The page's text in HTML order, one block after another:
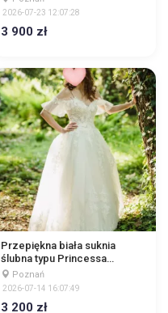
2026-07-23 12:07:28
3 900 zł
Przepiękna biała suknia
ślubna typu Princessa
(Księżniczka)
Poznań
2026-07-14 16:07:49
3 200 zł